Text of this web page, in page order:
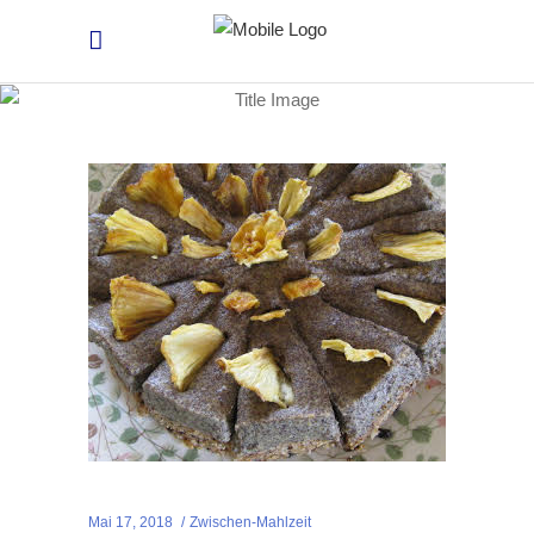
Mai 17, 2018 Zwischen-Mahlzeit